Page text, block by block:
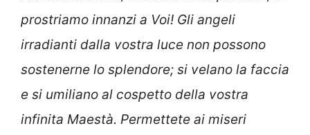
prostriamo innanzi a Voi! Gli angeli
irradianti dalla vostra luce non possono
sostenerne lo splendore; si velano la faccia
e si umiliano al cospetto della vostra
infinita Maestà. Permettete ai miseri